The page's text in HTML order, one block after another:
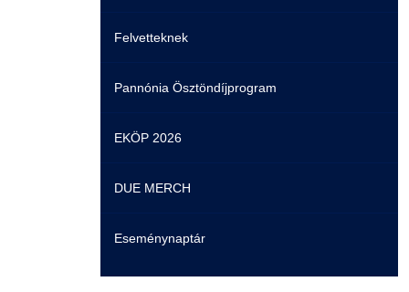
GY.I.K.
DUE Hallgatói laptop használati segédlet
Kerpely Antal Szakkollégium KASZK
Online Studium
Képzési Életpályamodell
Atomerőművi Képzési Bázis
Felvetteknek
Pannónia Ösztöndíjprogram
EKÖP 2026
DUE MERCH
Eseménynaptár